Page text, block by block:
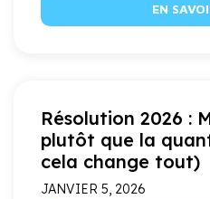
EN
Résolution 2026 :
plutôt que la
cela change tout)
JANVIER 5, 2026